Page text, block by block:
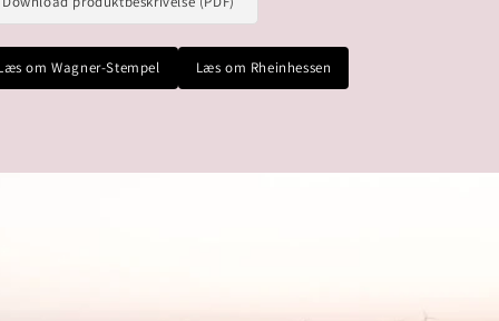
om Wagner-Stempel Læs om Rheinhessen